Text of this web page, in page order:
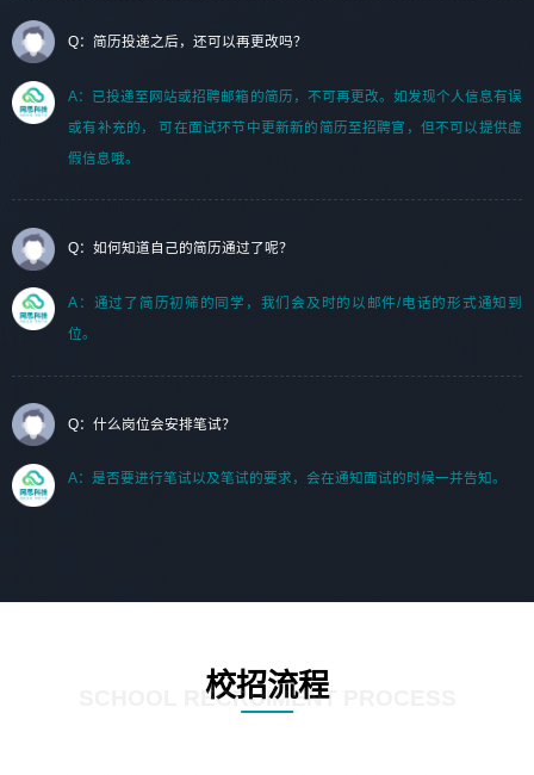
Q：简历投递之后，还可以再更改吗？
A：已投递至网站或招聘邮箱的简历，不可再更改。如发现个人信息有误
或有补充的， 可在面试环节中更新新的简历至招聘官，但不可以提供虚
假信息哦。
Q：如何知道自己的简历通过了呢？
A：通过了简历初筛的同学，我们会及时的以邮件/电话的形式通知到
位。
Q：什么岗位会安排笔试？
A：是否要进行笔试以及笔试的要求，会在通知面试的时候一并告知。
校招流程
SCHOOL RECRUIMENT PROCESS